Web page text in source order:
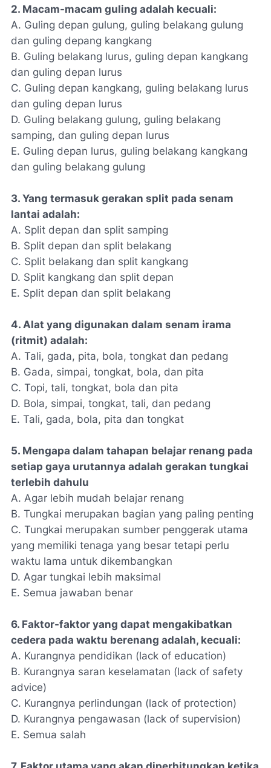
2. Macam-macam guling adalah kecuali:
A. Guling depan gulung, guling belakang gulung
dan guling depang kangkang
B. Guling belakang lurus, guling depan kangkang
dan guling depan lurus
C. Guling depan kangkang, guling belakang lurus
dan guling depan lurus
D. Guling belakang gulung, guling belakang
samping, dan guling depan lurus
E. Guling depan lurus, guling belakang kangkang
dan guling belakang gulung
3. Yang termasuk gerakan split pada senam
lantai adalah:
A. Split depan dan split samping
B. Split depan dan split belakang
C. Split belakang dan split kangkang
D. Split kangkang dan split depan
E. Split depan dan split belakang
4. Alat yang digunakan dalam senam irama
(ritmit) adalah:
A. Tali, gada, pita, bola, tongkat dan pedang
B. Gada, simpai, tongkat, bola, dan pita
C. Topi, tali, tongkat, bola dan pita
D. Bola, simpai, tongkat, tali, dan pedang
E. Tali, gada, bola, pita dan tongkat
5. Mengapa dalam tahapan belajar renang pada
setiap gaya urutannya adalah gerakan tungkai
terlebih dahulu
A. Agar lebih mudah belajar renang
B. Tungkai merupakan bagian yang paling penting
C. Tungkai merupakan sumber penggerak utama
yang memiliki tenaga yang besar tetapi perlu
waktu lama untuk dikembangkan
D. Agar tungkai lebih maksimal
E. Semua jawaban benar
6. Faktor-faktor yang dapat mengakibatkan
cedera pada waktu berenang adalah, kecuali:
A. Kurangnya pendidikan (lack of education)
B. Kurangnya saran keselamatan (lack of safety
advice)
C. Kurangnya perlindungan (lack of protection)
D. Kurangnya pengawasan (lack of supervision)
E. Semua salah